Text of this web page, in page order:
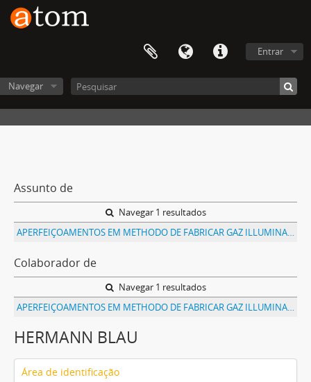
Entrar
Navegar
Assunto de
Navegar 1 resultados
APERFEIÇOAMENTOS EM METHODO DE FABRICAR GAZ ILLUMINANTE LIQUEFEITO, E APPARELHO PARA ESSE FIM
Colaborador de
Navegar 1 resultados
APERFEIÇOAMENTOS EM METHODO DE FABRICAR GAZ ILLUMINANTE LIQUEFEITO, E APPARELHO PARA ESSE FIM
HERMANN BLAU
Área de identificação